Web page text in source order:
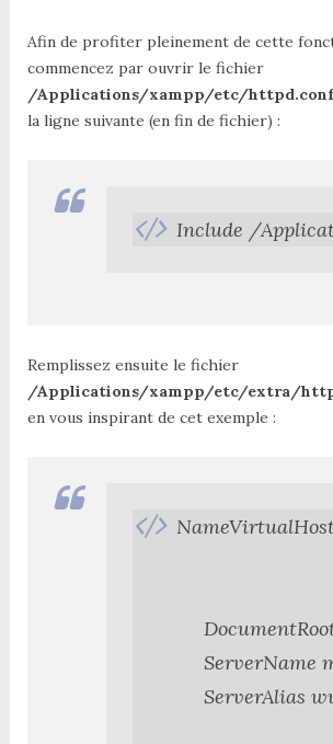
Afin de profiter pleinement de cette
commencez par ouvrir le fichier
/Applications/xampp/etc/httpd.conf
la ligne suivante (en fin de fichier) :
Include /
Remplissez ensuite le fichier
/Applications/xampp/etc/extra/
en vous inspirant de cet exemple :
ServerName
ServerAlias